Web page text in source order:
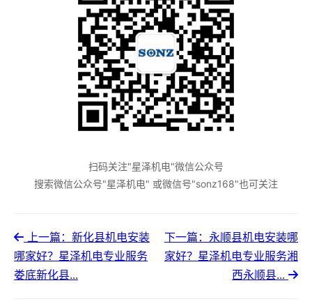
扫码关注"星泽机电"微信公众号
搜索微信公众号"星泽机电" 或微信号"sonz168"也可关注
上一篇：新化县机电安装
哪家好？星泽机电专业服务
娄底新化县...
下一篇：永顺县机电安装哪
家好？星泽机电专业服务湘
西永顺县...